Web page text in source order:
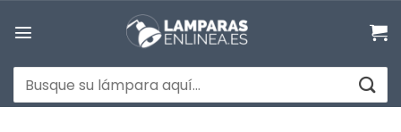
Buscar
por: